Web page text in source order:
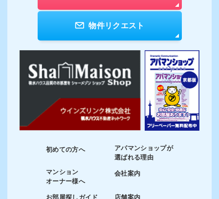
物件リクエスト
初めての方へ
マンション
オーナー様へ
お部屋探しガイド
アパマンショップが
選ばれる理由
会社案内
店舗案内